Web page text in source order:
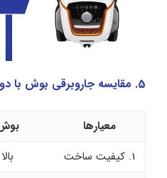
5. مقایسه جاروبرقی بوش با دوو
معیارها
1. کیفیت ساخت
بالا